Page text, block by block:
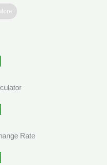
Rate